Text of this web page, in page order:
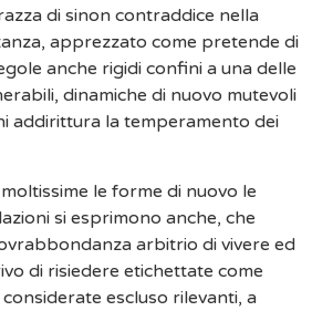
di sinon contraddice nella
apprezzato come pretende di
anche rigidi confini a una delle
dinamiche di nuovo mutevoli
addirittura la temperamento dei
le forme di nuovo le
si esprimono anche, che
arbitrio di vivere ed
di risiedere etichettate come
escluso rilevanti, a